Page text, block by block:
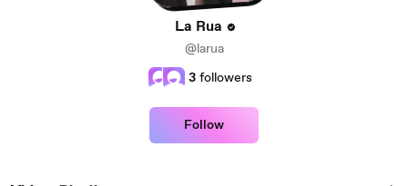
La Rua
@larua
3 followers
Follow